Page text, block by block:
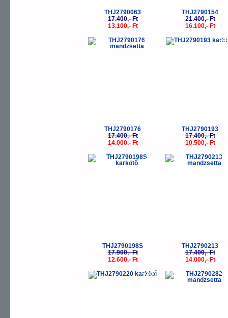
THJ2790063
17.400,- Ft
13.100,- Ft
THJ2790154
21.400,- Ft
16.100,- Ft
-20%
THJ2790176
17.400,- Ft
14.000,- Ft
-
THJ2790193
17.400,- Ft
10.500,- Ft
-30%
THJ2790198S
17.900,- Ft
12.600,- Ft
-
THJ2790213
17.400,- Ft
14.000,- Ft
-40% -